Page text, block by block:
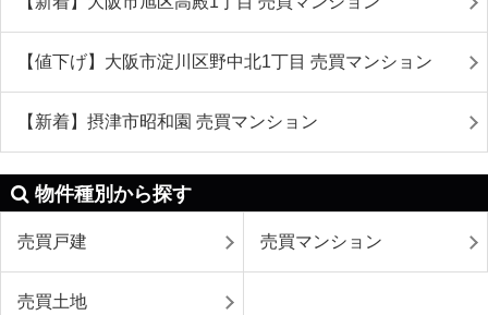
【値下げ】大阪市淀川区野中北1丁目 売買マンション
【新着】摂津市昭和園 売買マンション
物件種別から探す
売買戸建 売買マンション
売買土地